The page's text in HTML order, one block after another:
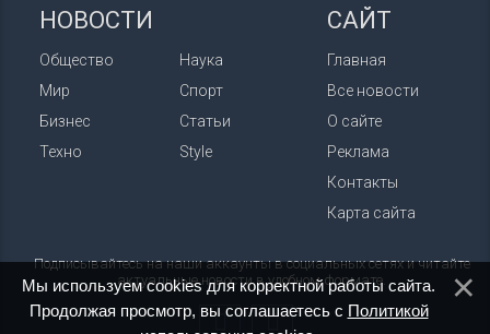
НОВОСТИ
Общество
Мир
Бизнес
Техно
Наука
Спорт
Статьи
Style
САЙТ
Главная
Все новости
О сайте
Реклама
Контакты
Карта сайта
Подписывайтесь на наши аккаунты в социальных сетях и читайте
актуальные новости в удобном формате.
Мы используем cookies для корректной работы сайта.
Продолжая просмотр, вы соглашаетесь с Политикой